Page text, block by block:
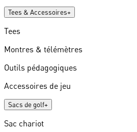
Tees & Accessoires+
Tees
Montres & télémètres
Outils pédagogiques
Accessoires de jeu
Sacs de golf+
Sac chariot